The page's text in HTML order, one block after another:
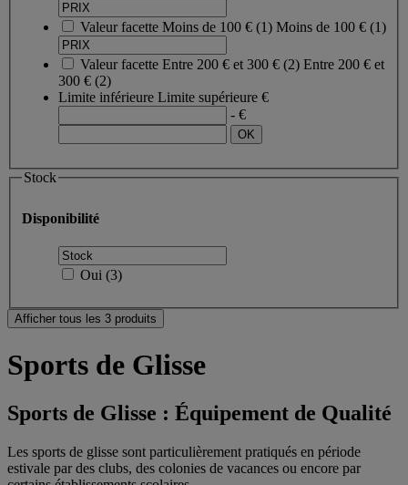
Valeur facette Moins de 100 € (1) Moins de 100 € (1)
Valeur facette Entre 200 € et 300 € (2) Entre 200 € et
300 € (2)
Limite inférieure Limite supérieure €
- €
Stock
Disponibilité
Oui (3)
Afficher tous les 3 produits
Sports de Glisse
Sports de Glisse : Équipement de Qualité
Les sports de glisse sont particulièrement pratiqués en période
estivale par des clubs, des colonies de vacances ou encore par